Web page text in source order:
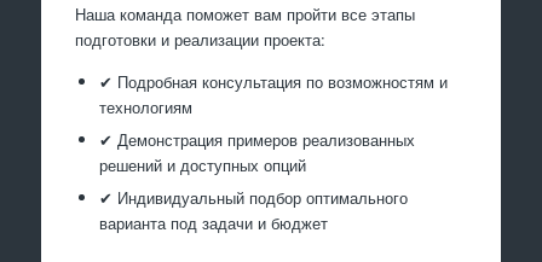
Наша команда поможет вам пройти все этапы
подготовки и реализации проекта:
✔ Подробная консультация по возможностям и
технологиям
✔ Демонстрация примеров реализованных
решений и доступных опций
✔ Индивидуальный подбор оптимального
варианта под задачи и бюджет